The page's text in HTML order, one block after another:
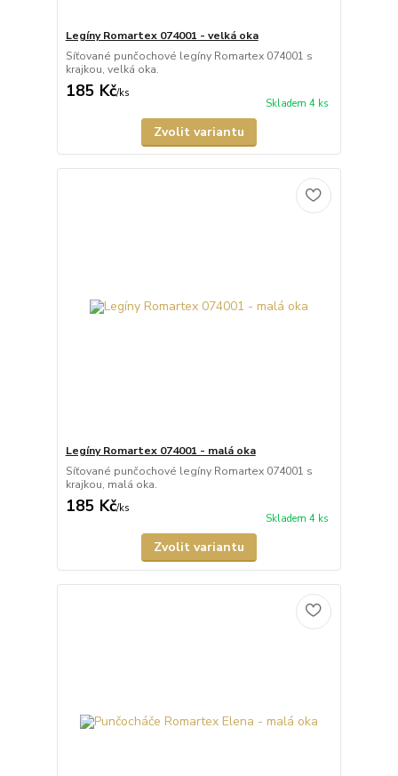
Legíny Romartex 074001 - velká oka
Síťované punčochové legíny Romartex 074001 s
krajkou, velká oka.
185 Kč/ks
Skladem 4 ks
Zvolit variantu
Legíny Romartex 074001 - malá oka
Síťované punčochové legíny Romartex 074001 s
krajkou, malá oka.
185 Kč/ks
Skladem 4 ks
Zvolit variantu